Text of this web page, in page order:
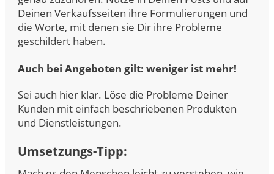
Deinen Verkaufsseiten ihre Formulierungen und
die Worte, mit denen sie Dir ihre Probleme
geschildert haben.
Auch bei Angeboten gilt: weniger ist mehr!
Sei auch hier klar. Löse die Probleme Deiner
Kunden mit einfach beschriebenen Produkten
und Dienstleistungen.
Umsetzungs-Tipp: